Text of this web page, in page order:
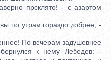
проклято! - с азартом
по утрам гораздо добрее, -
По вечерам задушевнее
к нему Лебедев: -